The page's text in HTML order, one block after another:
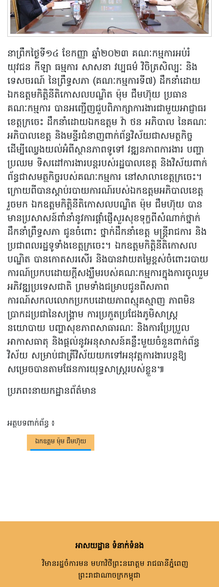
នាព្រឹកថ្ងៃទី១៤ ខែកញ្ញា ឆ្នាំ២០២៣ គណៈកម្មការអប់រំ
យុវជន កីឡា ធម្មការ សាសនា វប្បធម៌ វិចិត្រសិល្បៈ និង
ទេសចរណ៍ នៃព្រឹទ្ធសភា (គណៈកម្មការទី៧) ដឹកនាំដោយ
ឯកឧត្តមកិត្តិនីតិកោសលបណ្ឌិត ម៉ុម ជឹមហ៊ុយ ប្រធាន
គណៈកម្មការ បានអញ្ជើញជួបពិភាក្សាការងារជាមួយអាជ្ញាធរ
ខេត្តក្រចេះ ដឹកនាំដោយឯកឧត្តម វ៉ា ថន អភិបាល នៃគណៈ
អភិបាលខេត្ត និងមន្ទីរជំនាញពាក់ព័ន្ធវិស័យជាសមត្ថកិច្ច
ដើម្បីឈ្វេងយល់អំពីស្ថានភាពទូទៅ វឌ្ឍនភាពការងារ បញ្ហា
ប្រឈម ទិសដៅការងារបន្តរបស់រដ្ឋបាលខេត្ត និងវិស័យពាក់
ព័ន្ធជាសមត្ថកិច្ចរបស់គណៈកម្មការ នៅសាលាខេត្តក្រចេះ។
ក្រោយពីបានស្តាប់របាយការណ៍របស់ឯកឧត្តមអភិបាលខេត្ត
រួចមក ឯកឧត្តមកិត្តិនីតិកោសលបណ្ឌិត ម៉ុម ជឹមហ៊ុយ បាន
មានប្រសាសន៍ពាំនាំនូវការផ្តាំផ្ញើសួរសុខទុក្ខពីសំណាក់ថ្នាក់
ដឹកនាំព្រឹទ្ធសភា ជូនចំពោះ ថ្នាក់ដឹកនាំខេត្ត មន្ត្រីរាជការ និង
ប្រជាពលរដ្ឋទូទាំងខេត្តក្រចេះ។ ឯកឧត្តមកិត្តិនីតិកោសល
បណ្ឌិត បានកោតសរសើរ និងបានវាយតម្លៃខ្ពស់ចំពោះរបាយ
ការណ៍ប្រកបដោយក្តីសង្ឃឹមរបស់គណៈកម្មការក្នុងការចូលរួម
អភិវឌ្ឍប្រទេសជាតិ ព្រមទាំងជម្រាបជូនពីសភាព
ការណ៍សកលលោកប្រកបដោយភាពស្មុគស្មាញ ភាពមិន
ប្រាកដប្រជានៃសង្រ្គាម ការប្រកួតប្រជែងភូមិសាស្ត្រ
នយោបាយ បញ្ហាសុខភាពសាធារណៈ និងការប្រែប្រួល
អាកាសធាតុ និងផ្តល់នូវអនុសាសន៍គន្លឹះមួយចំនួនពាក់ព័ន្ធ
វិស័យ សម្រាប់ជាត្រីវិស័យយកទៅអនុវត្តការងារបន្តឱ្យ
សម្រេចបានតាមផែនការយុទ្ធសាស្ត្ររបស់ខ្លួន៕
ប្រភព៖នាយកដ្ឋានព័ត៌មាន
អត្ថបទពាក់ព័ន្ធ ៖
ឯកឧត្តម ម៉ុម ជឹមហ៊ុយ
អាសយដ្ឋាន ទំនាក់ទំនង
វិមានរដ្ឋចំការមន មហាវិថីព្រះនរោត្តម រាជធានីភ្នំពេញ
ព្រះរាជាណាចក្រកម្ពុជា